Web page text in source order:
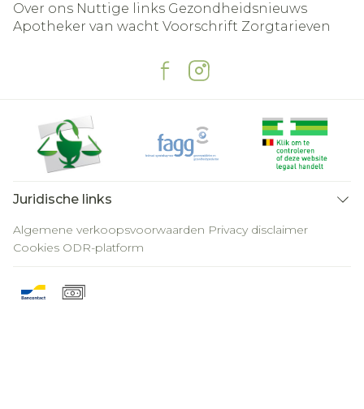
Over ons Nuttige links Gezondheidsnieuws
Apotheker van wacht Voorschrift Zorgtarieven
Juridische links
Algemene verkoopsvoorwaarden Privacy disclaimer
Cookies ODR-platform